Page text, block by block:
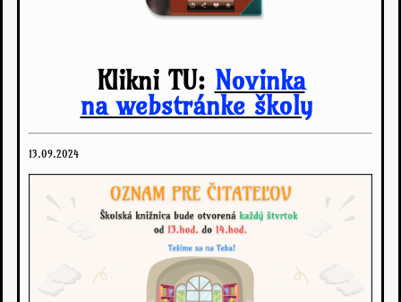
Klikni TU: Novinka
na webstránke školy
13.09.2024